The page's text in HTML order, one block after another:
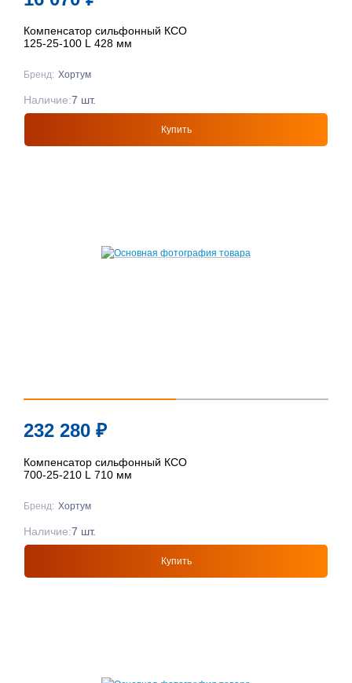
Компенсатор сильфонный КСО
125-25-100 L 428 мм
Бренд: Хортум
Купить
Наличие:7 шт.
232 280 ₽
Компенсатор сильфонный КСО
700-25-210 L 710 мм
Бренд: Хортум
Купить
Наличие:7 шт.